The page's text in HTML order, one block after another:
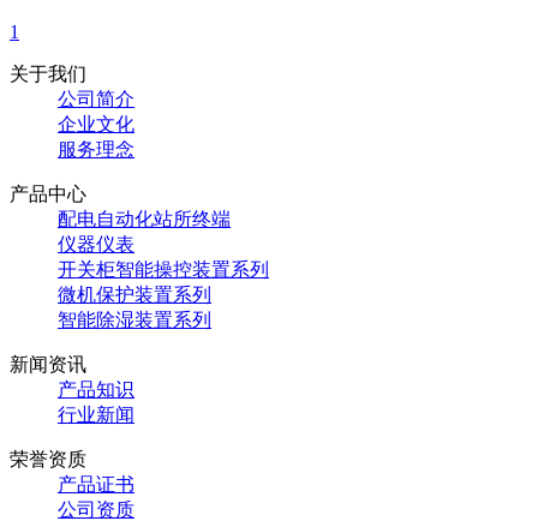
1
关于我们
公司简介
企业文化
服务理念
产品中心
配电自动化站所终端
仪器仪表
开关柜智能操控装置系列
微机保护装置系列
智能除湿装置系列
新闻资讯
产品知识
行业新闻
荣誉资质
产品证书
公司资质